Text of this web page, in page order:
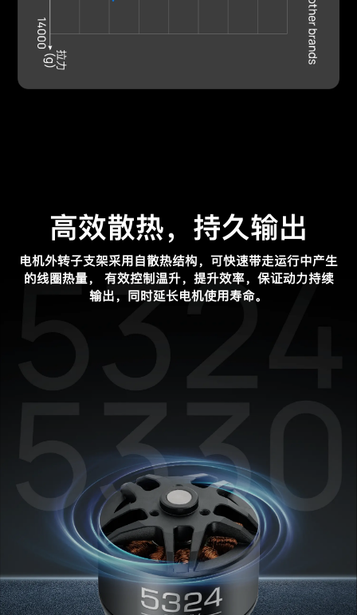
高效散热，持久输出
电机外转子支架采用自散热结构，可快速带走运行中产生
的线圈热量，
有效控制温升，提升效率，保证动力持续
输出，同时延长电机使用寿命。